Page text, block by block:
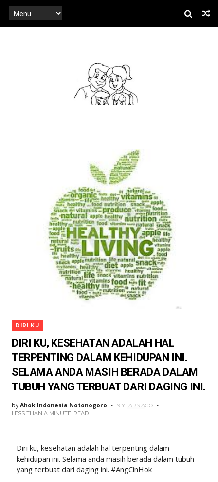
DIRI KU
DIRI KU, KESEHATAN ADALAH HAL
TERPENTING DALAM KEHIDUPAN INI.
SELAMA ANDA MASIH BERADA DALAM
TUBUH YANG TERBUAT DARI DAGING INI.
byAhok Indonesia Notonogoro
9 YEARS AGO
LESS THAN A MINUTE READ
Diri ku, kesehatan adalah hal terpenting dalam
kehidupan ini. Selama anda masih berada dalam tubuh
yang terbuat dari daging ini. #AngCinHok